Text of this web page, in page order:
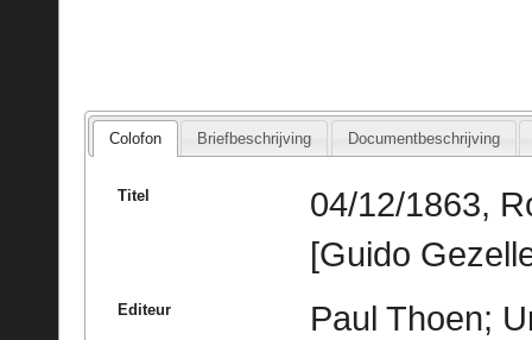
Colofon Briefbeschrijving Documentbeschrijving
Titel
04/12/1863,
[Guido
Editeur Paul Thoen;